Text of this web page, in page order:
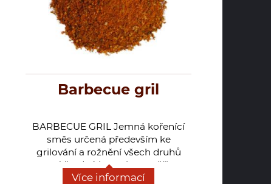
Barbecue gril
BARBECUE GRIL Jemná kořenící
směs určená především ke
grilování a rožnění všech druhů
mas. Vhodná i na ryby a zvěřinu,
možno dochutit pečené brambory
Více informací